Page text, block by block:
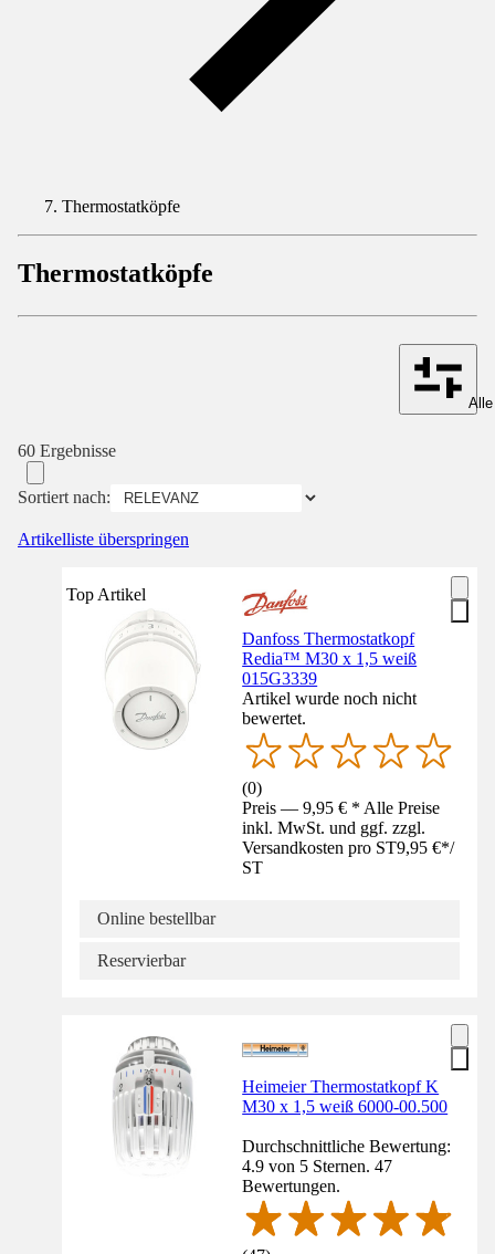
Thermostatköpfe
Thermostatköpfe
60 Ergebnisse
Sortiert nach:
Artikelliste überspringen
Top Artikel
Danfoss Thermostatkopf
Redia™ M30 x 1,5 weiß
015G3339
Artikel wurde noch nicht
bewertet.
(0)
Preis — 9,95 € * Alle Preise
inkl. MwSt. und ggf. zzgl.
Versandkosten pro ST9,95 €*/
ST
Online bestellbar
Reservierbar
Heimeier Thermostatkopf K
M30 x 1,5 weiß 6000-00.500
Durchschnittliche Bewertung:
4.9 von 5 Sternen. 47
Bewertungen.